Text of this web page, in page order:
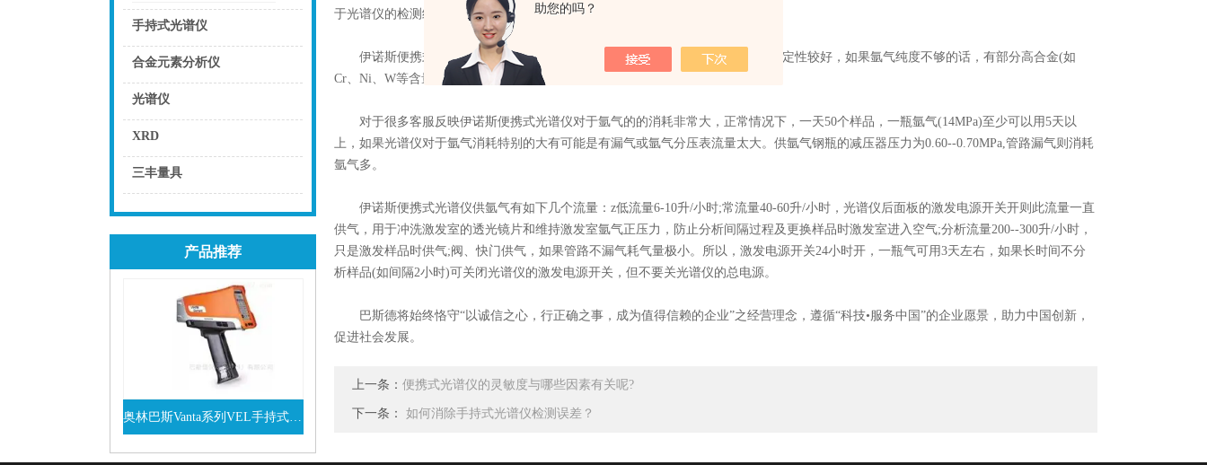
助您的吗？
手持式光谱仪
合金元素分析仪
光谱仪
XRD
三丰量具
产品推荐
奥林巴斯Vanta系列VEL手持式XRF光谱仪
查看详情
于光谱仪的检测结果还是会有影响的。
伊诺斯便携式光谱仪对于氩气纯度一般要达到99.999%，这样对仪器分析的稳定性较好，如果氩气纯度不够的话，有部分高合金(如
Cr、Ni、W等含量高)样品是没有办法正常激发的。
对于很多客服反映伊诺斯便携式光谱仪对于氩气的的消耗非常大，正常情况下，一天50个样品，一瓶氩气(14MPa)至少可以用5天以
上，如果光谱仪对于氩气消耗特别的大有可能是有漏气或氩气分压表流量太大。供氩气钢瓶的减压器压力为0.60--0.70MPa,管路漏气则消耗
氩气多。
伊诺斯便携式光谱仪供氩气有如下几个流量：z低流量6-10升/小时;常流量40-60升/小时，光谱仪后面板的激发电源开关开则此流量一直
供气，用于冲洗激发室的透光镜片和维持激发室氩气正压力，防止分析间隔过程及更换样品时激发室进入空气;分析流量200--300升/小时，
只是激发样品时供气;阀、快门供气，如果管路不漏气耗气量极小。所以，激发电源开关24小时开，一瓶气可用3天左右，如果长时间不分
析样品(如间隔2小时)可关闭光谱仪的激发电源开关，但不要关光谱仪的总电源。
巴斯德将始终恪守“以诚信之心，行正确之事，成为值得信赖的企业”之经营理念，遵循“科技•服务中国”的企业愿景，助力中国创新，
促进社会发展。
上一条： 便携式光谱仪的灵敏度与哪些因素有关呢?
下一条： 如何消除手持式光谱仪检测误差？